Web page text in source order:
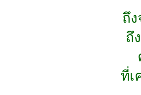
ถึง
ถึ
ที่เ